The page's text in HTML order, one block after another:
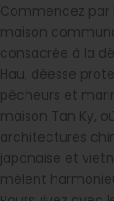
Commencez par
maison
consacrée à la
Hau, déesse
pêcheurs et
maison Tan Ky,
architectures
japonaise et
mêlent